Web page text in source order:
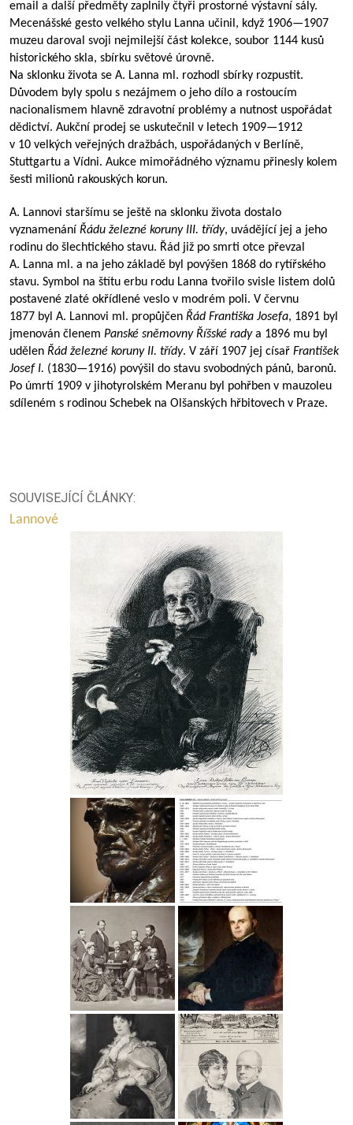
email a další předměty zaplnily čtyři prostorné výstavní sály.
Mecenášské gesto velkého stylu Lanna učinil, když 1906—1907
muzeu daroval svoji nejmilejší část kolekce, soubor 1144 kusů
historického skla, sbírku světové úrovně.
Na sklonku života se A. Lanna ml. rozhodl sbírky rozpustit.
Důvodem byly spolu s nezájmem o jeho dílo a rostoucím
nacionalismem hlavně zdravotní problémy a nutnost uspořádat
dědictví. Aukční prodej se uskutečnil v letech 1909—1912
v 10 velkých veřejných dražbách, uspořádaných v Berlíně,
Stuttgartu a Vídni. Aukce mimořádného významu přinesly kolem
šesti milionů rakouských korun.
A. Lannovi staršímu se ještě na sklonku života dostalo
vyznamenání Řádu železné koruny III. třídy, uvádějící jej a jeho
rodinu do šlechtického stavu. Řád již po smrti otce převzal
A. Lanna ml. a na jeho základě byl povýšen 1868 do rytířského
stavu. Symbol na štítu erbu rodu Lanna tvořilo svisle listem dolů
postavené zlaté okřídlené veslo v modrém poli. V červnu
1877 byl A. Lannovi ml. propůjčen Řád Františka Josefa, 1891 byl
jmenován členem Panské sněmovny Říšské radya 1896 mu byl
udělen Řád železné koruny II. třídy. V září 1907 jej císař František
Josef I. (1830—1916) povýšil do stavu svobodných pánů, baronů.
Po úmrtí 1909 v jihotyrolském Meranu byl pohřben v mauzoleu
sdíleném s rodinou Schebek na Olšanských hřbitovech v Praze.
SOUVISEJÍCÍ ČLÁNKY:
Lannové